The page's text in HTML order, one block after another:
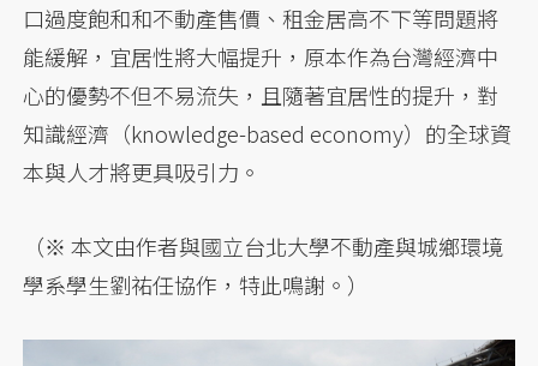
口過度飽和和不動產售價、租金居高不下等問題將
能緩解，宜居性將大幅提升，原本作為台灣經濟中
心的優勢不但不易流失，且隨著宜居性的提升，對
知識經濟（knowledge-based economy）的全球資
本與人才將更具吸引力。
（※ 本文由作者與國立台北大學不動產與城鄉環境
學系學生劉祐任協作，特此鳴謝。）